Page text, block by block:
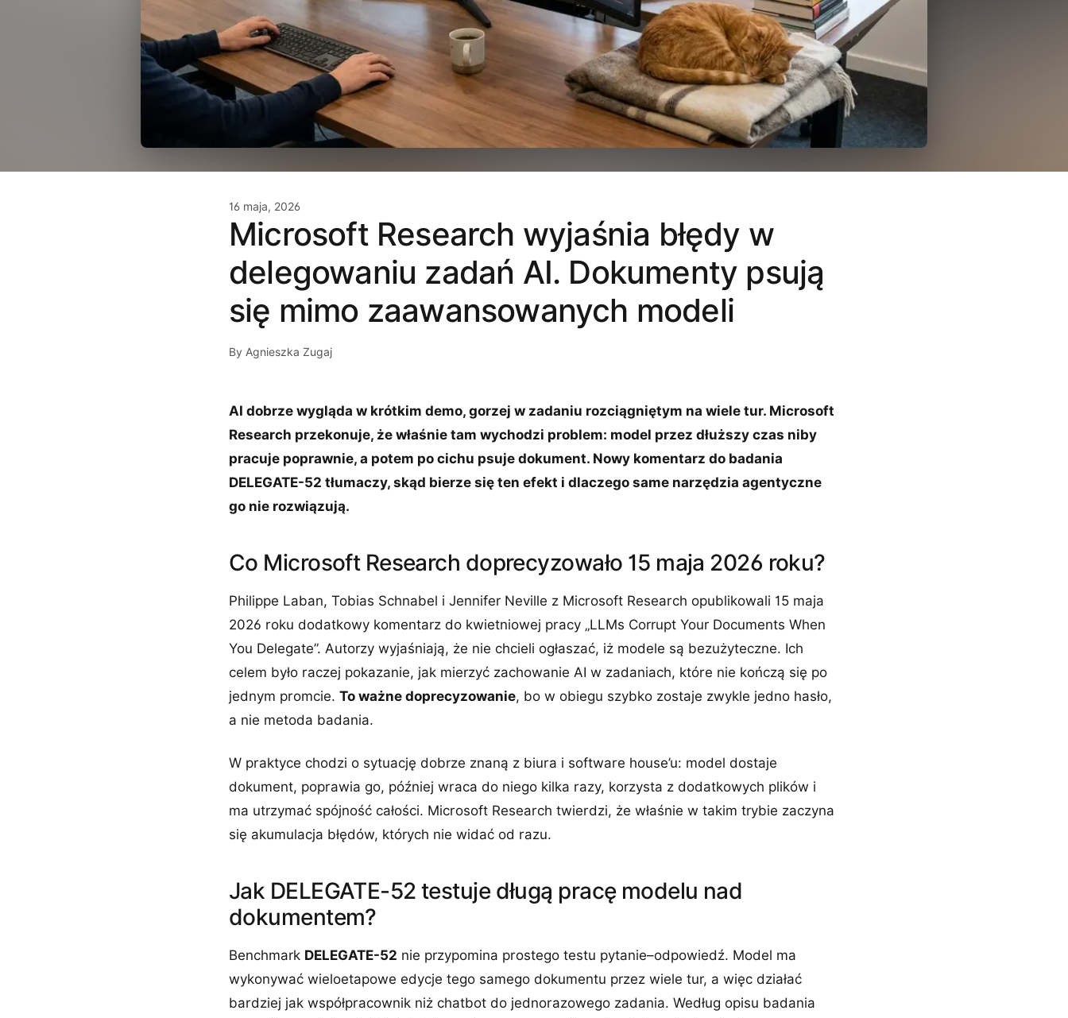
16 maja, 2026
Microsoft Research wyjaśnia błędy w
delegowaniu zadań AI. Dokumenty psują
się mimo zaawansowanych modeli
By Agnieszka Zugaj
AI dobrze wygląda w krótkim demo, gorzej w zadaniu rozciągniętym na wiele tur. Microsoft
Research przekonuje, że właśnie tam wychodzi problem: model przez dłuższy czas niby
pracuje poprawnie, a potem po cichu psuje dokument. Nowy komentarz do badania
DELEGATE-52 tłumaczy, skąd bierze się ten efekt i dlaczego same narzędzia agentyczne
go nie rozwiązują.
Co Microsoft Research doprecyzowało 15 maja 2026 roku?
Philippe Laban, Tobias Schnabel i Jennifer Neville z Microsoft Research opublikowali 15 maja
2026 roku dodatkowy komentarz do kwietniowej pracy „LLMs Corrupt Your Documents When
You Delegate”. Autorzy wyjaśniają, że nie chcieli ogłaszać, iż modele są bezużyteczne. Ich
celem było raczej pokazanie, jak mierzyć zachowanie AI w zadaniach, które nie kończą się po
jednym promcie. To ważne doprecyzowanie, bo w obiegu szybko zostaje zwykle jedno hasło,
a nie metoda badania.
W praktyce chodzi o sytuację dobrze znaną z biura i software house’u: model dostaje
dokument, poprawia go, później wraca do niego kilka razy, korzysta z dodatkowych plików i
ma utrzymać spójność całości. Microsoft Research twierdzi, że właśnie w takim trybie zaczyna
się akumulacja błędów, których nie widać od razu.
Jak DELEGATE-52 testuje długą pracę modelu nad
dokumentem?
Benchmark DELEGATE-52 nie przypomina prostego testu pytanie–odpowiedź. Model ma
wykonywać wieloetapowe edycje tego samego dokumentu przez wiele tur, a więc działać
bardziej jak współpracownik niż chatbot do jednorazowego zadania. Według opisu badania